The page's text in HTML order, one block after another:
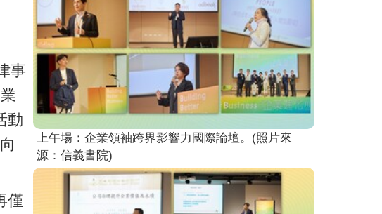
上午場：企業領袖跨界影響力國際論壇。(照片來
源：信義書院)
事
動
僅